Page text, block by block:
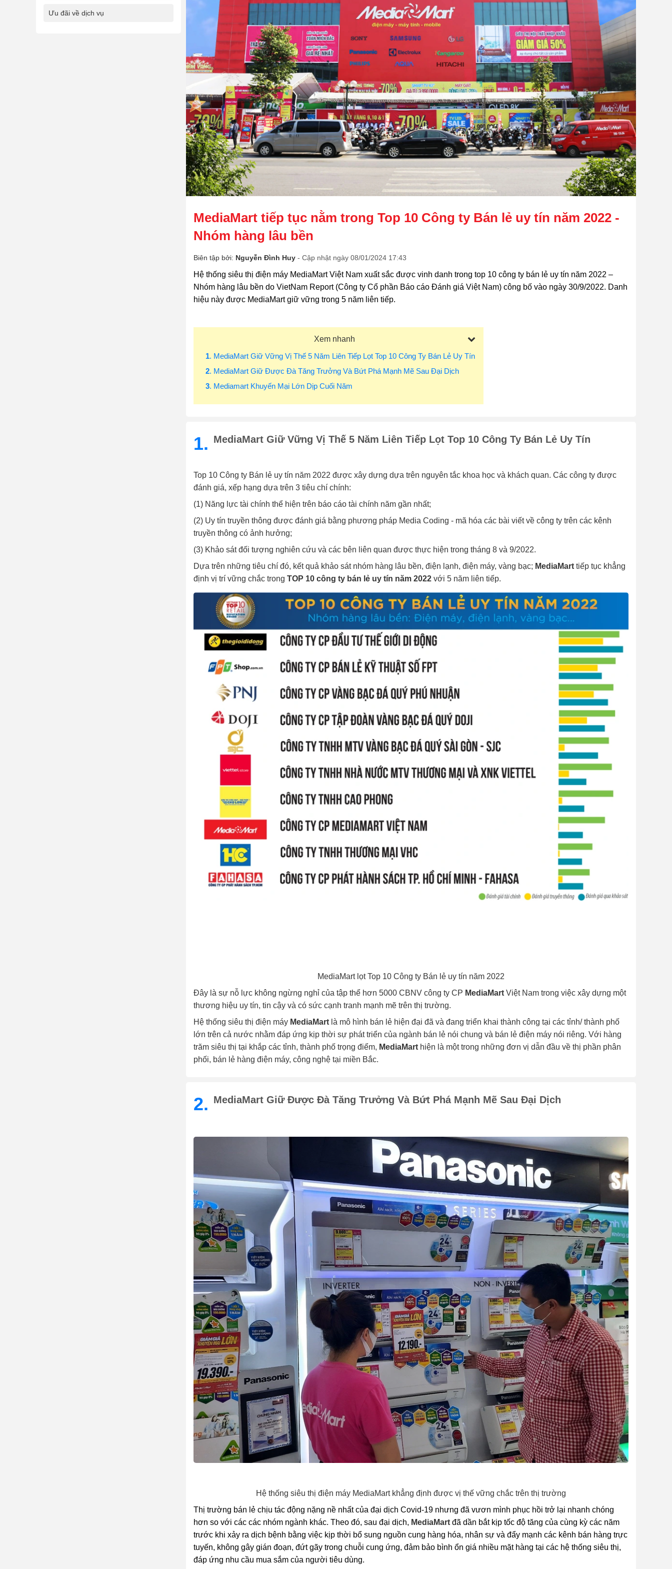
Ưu đãi về dịch vụ
MediaMart tiếp tục nằm trong Top 10 Công ty Bán lẻ uy tín năm 2022 -
Nhóm hàng lâu bền
Biên tập bởi: Nguyễn Đình Huy - Cập nhật ngày 08/01/2024 17:43
Hệ thống siêu thị điện máy MediaMart Việt Nam xuất sắc được vinh danh trong top 10 công ty bán lẻ uy tín năm 2022 –
Nhóm hàng lâu bền do VietNam Report (Công ty Cổ phần Báo cáo Đánh giá Việt Nam) công bố vào ngày 30/9/2022. Danh
hiệu này được MediaMart giữ vững trong 5 năm liên tiếp.
Xem nhanh
1. MediaMart Giữ Vững Vị Thế 5 Năm Liên Tiếp Lọt Top 10 Công Ty Bán Lẻ Uy Tín
2. MediaMart Giữ Được Đà Tăng Trưởng Và Bứt Phá Mạnh Mẽ Sau Đại Dịch
3. Mediamart Khuyến Mại Lớn Dịp Cuối Năm
1. MediaMart Giữ Vững Vị Thế 5 Năm Liên Tiếp Lọt Top 10 Công Ty Bán Lẻ Uy Tín
Top 10 Công ty Bán lẻ uy tín năm 2022 được xây dựng dựa trên nguyên tắc khoa học và khách quan. Các công ty được
đánh giá, xếp hạng dựa trên 3 tiêu chí chính:
(1) Năng lực tài chính thể hiện trên báo cáo tài chính năm gần nhất;
(2) Uy tín truyền thông được đánh giá bằng phương pháp Media Coding - mã hóa các bài viết về công ty trên các kênh
truyền thông có ảnh hưởng;
(3) Khảo sát đối tượng nghiên cứu và các bên liên quan được thực hiện trong tháng 8 và 9/2022.
Dựa trên những tiêu chí đó, kết quả khảo sát nhóm hàng lâu bền, điện lạnh, điện máy, vàng bạc; MediaMart tiếp tục khẳng
định vị trí vững chắc trong TOP 10 công ty bán lẻ uy tín năm 2022 với 5 năm liên tiếp.
MediaMart lọt Top 10 Công ty Bán lẻ uy tín năm 2022
Đây là sự nỗ lực không ngừng nghỉ của tập thể hơn 5000 CBNV công ty CP MediaMart Việt Nam trong việc xây dựng một
thương hiệu uy tín, tin cậy và có sức cạnh tranh mạnh mẽ trên thị trường.
Hệ thống siêu thị điện máy MediaMart là mô hình bán lẻ hiện đại đã và đang triển khai thành công tại các tỉnh/ thành phố
lớn trên cả nước nhằm đáp ứng kịp thời sự phát triển của ngành bán lẻ nói chung và bán lẻ điện máy nói riêng. Với hàng
trăm siêu thị tại khắp các tỉnh, thành phố trọng điểm, MediaMart hiện là một trong những đơn vị dẫn đầu về thị phần phân
phối, bán lẻ hàng điện máy, công nghệ tại miền Bắc.
2. MediaMart Giữ Được Đà Tăng Trưởng Và Bứt Phá Mạnh Mẽ Sau Đại Dịch
Hệ thống siêu thị điện máy MediaMart khẳng định được vị thế vững chắc trên thị trường
Thị trường bán lẻ chịu tác động nặng nề nhất của đại dịch Covid-19 nhưng đã vươn mình phục hồi trở lại nhanh chóng
hơn so với các các nhóm ngành khác. Theo đó, sau đại dịch, MediaMart đã dần bắt kịp tốc độ tăng của cùng kỳ các năm
trước khi xảy ra dịch bệnh bằng việc kịp thời bổ sung nguồn cung hàng hóa, nhân sự và đẩy mạnh các kênh bán hàng trực
tuyến, không gây gián đoạn, đứt gãy trong chuỗi cung ứng, đảm bảo bình ổn giá nhiều mặt hàng tại các hệ thống siêu thị,
đáp ứng nhu cầu mua sắm của người tiêu dùng.